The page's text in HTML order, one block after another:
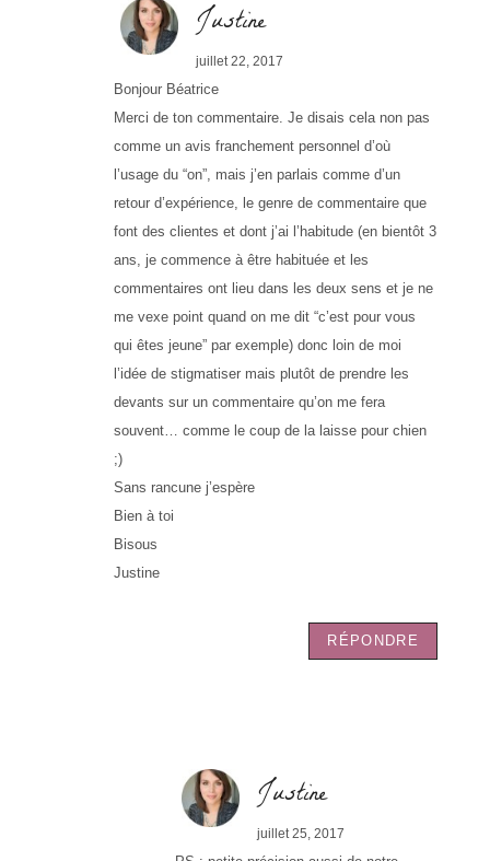
Justine
juillet 22, 2017
Bonjour Béatrice
Merci de ton commentaire. Je disais cela non pas
comme un avis franchement personnel d’où
l’usage du “on”, mais j’en parlais comme d’un
retour d’expérience, le genre de commentaire que
font des clientes et dont j’ai l’habitude (en bientôt 3
ans, je commence à être habituée et les
commentaires ont lieu dans les deux sens et je ne
me vexe point quand on me dit “c’est pour vous
qui êtes jeune” par exemple) donc loin de moi
l’idée de stigmatiser mais plutôt de prendre les
devants sur un commentaire qu’on me fera
souvent… comme le coup de la laisse pour chien
;)
Sans rancune j’espère
Bien à toi
Bisous
Justine
RÉPONDRE
Justine
juillet 25, 2017